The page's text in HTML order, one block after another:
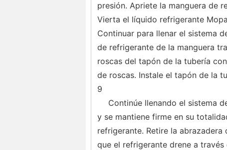
presión. Apriete la manguera de
Vierta el líquido refrigerante
Continuar para llenar el sistema
de refrigerante de la manguera
roscas del tapón de la tubería
de roscas. Instale el tapón de la
9
Continúe llenando el sistema
y se mantiene firme en su
refrigerante. Retire la
que el refrigerante drene a